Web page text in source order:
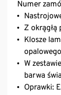
Numer
Z okrągłą
Klosze
opalowego
W
barwa
Oprawki: